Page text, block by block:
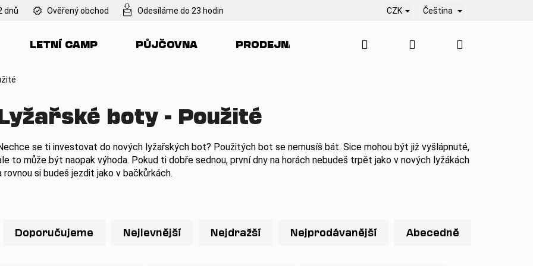
dnů Ověřený obchod Odesíláme do 23 hodin CZK Čeština
LETNÍ CAMP PŮJČOVNA PRODEJNA SERVIS KONTAKT
Hledat PřihlášeníNákupní
boty - Použité
se ti investovat do nových lyžařských bot? Použitých bot se nemusíš bát. Sice mohou být již vyšlápnuté,
to může být naopak výhoda. Pokud ti dobře sednou, první dny na horách nebudeš trpět jako v nových lyžákách
rovnou si budeš jezdit jako v bačkůrkách.
Doporučujeme Nejlevnější Nejdražší Nejprodávanější Abecedně
HLEDAT
Doporučujeme